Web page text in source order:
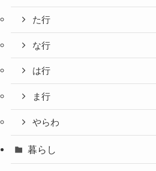
た行
な行
は行
ま行
やらわ
暮らし